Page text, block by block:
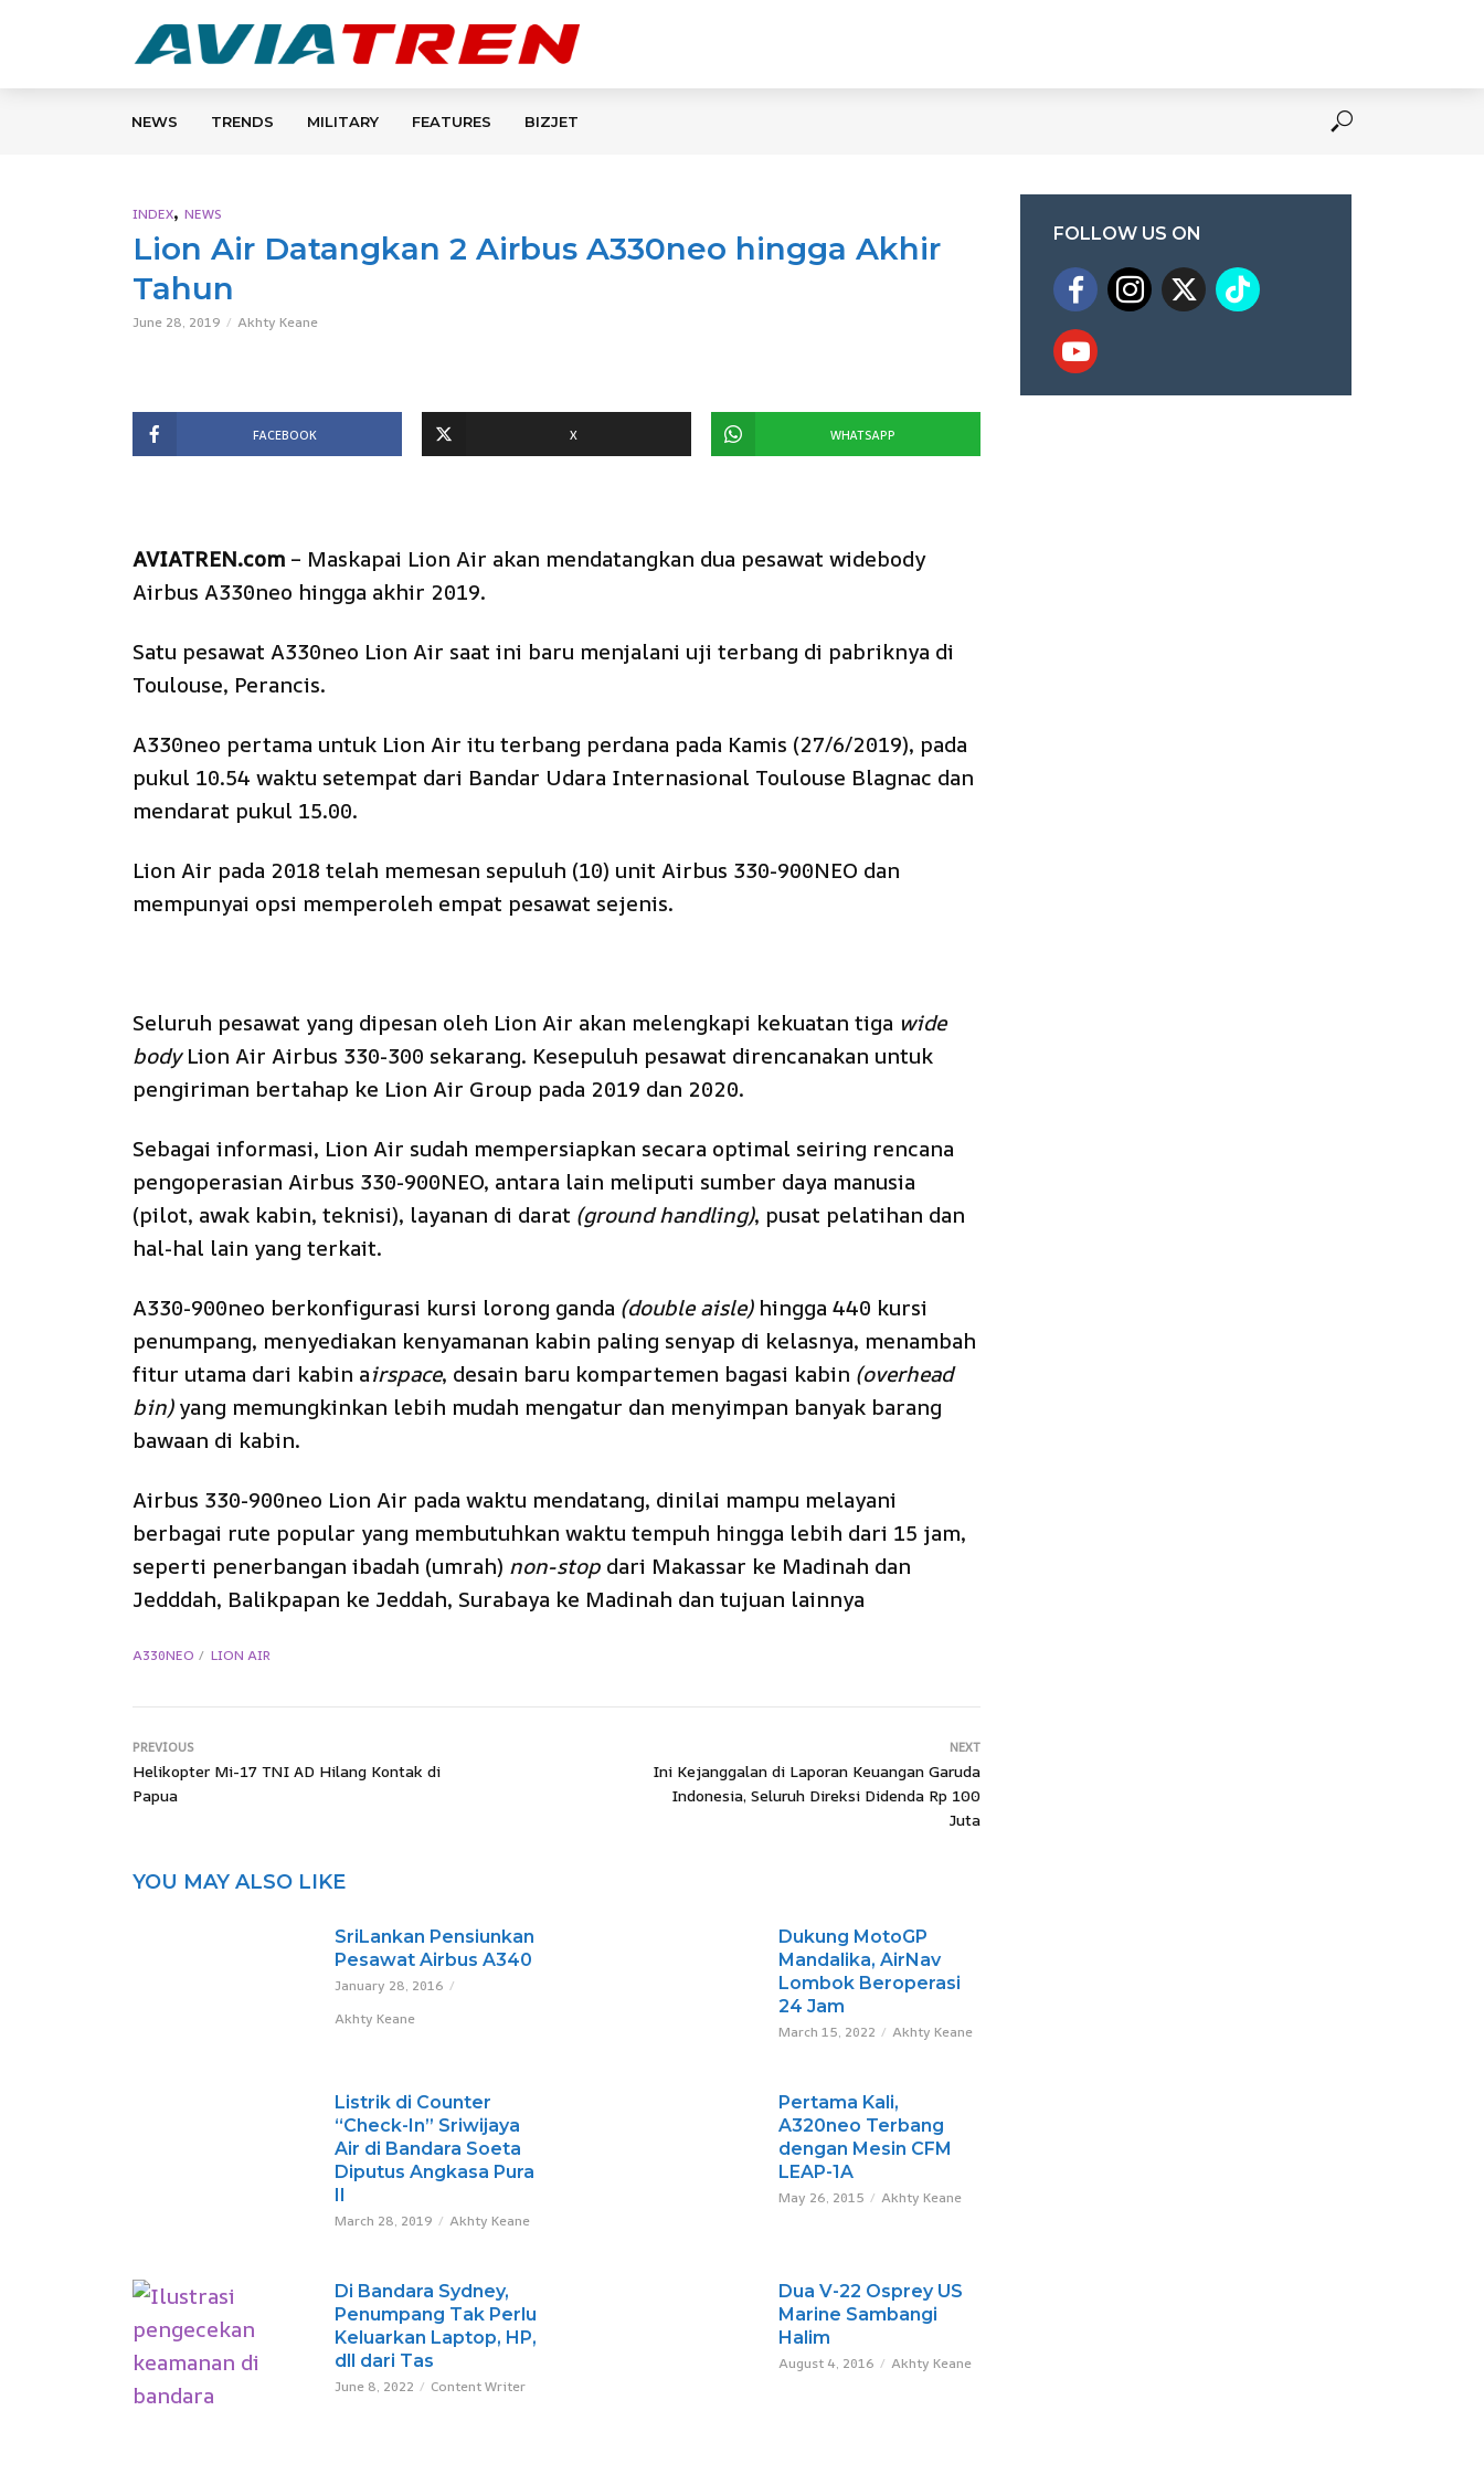
NEWS TRENDS MILITARY FEATURES BIZJET
INDEX, NEWS
Lion Air Datangkan 2 Airbus A330neo hingga Akhir
Tahun
June 28, 2019 Akhty Keane
FACEBOOK X WHATSAPP
AVIATREN.com – Maskapai Lion Air akan mendatangkan dua pesawat widebody
Airbus A330neo hingga akhir 2019.
Satu pesawat A330neo Lion Air saat ini baru menjalani uji terbang di pabriknya di
Toulouse, Perancis.
A330neo pertama untuk Lion Air itu terbang perdana pada Kamis (27/6/2019), pada
pukul 10.54 waktu setempat dari Bandar Udara Internasional Toulouse Blagnac dan
mendarat pukul 15.00.
Lion Air pada 2018 telah memesan sepuluh (10) unit Airbus 330-900NEO dan
mempunyai opsi memperoleh empat pesawat sejenis.
Seluruh pesawat yang dipesan oleh Lion Air akan melengkapi kekuatan tiga wide
bodyLion Air Airbus 330-300 sekarang. Kesepuluh pesawat direncanakan untuk
pengiriman bertahap ke Lion Air Group pada 2019 dan 2020.
Sebagai informasi, Lion Air sudah mempersiapkan secara optimal seiring rencana
pengoperasian Airbus 330-900NEO, antara lain meliputi sumber daya manusia
(pilot, awak kabin, teknisi), layanan di darat (ground handling), pusat pelatihan dan
hal-hal lain yang terkait.
A330-900neo berkonfigurasi kursi lorong ganda (double aisle)hingga 440 kursi
penumpang, menyediakan kenyamanan kabin paling senyap di kelasnya, menambah
fitur utama dari kabin airspace, desain baru kompartemen bagasi kabin (overhead
bin)yang memungkinkan lebih mudah mengatur dan menyimpan banyak barang
bawaan di kabin.
Airbus 330-900neo Lion Air pada waktu mendatang, dinilai mampu melayani
berbagai rute popular yang membutuhkan waktu tempuh hingga lebih dari 15 jam,
seperti penerbangan ibadah (umrah) non-stop dari Makassar ke Madinah dan
Jedddah, Balikpapan ke Jeddah, Surabaya ke Madinah dan tujuan lainnya
A330NEO LION AIR
PREVIOUS
Helikopter Mi-17 TNI AD Hilang Kontak di
Papua
NEXT
Ini Kejanggalan di Laporan Keuangan Garuda
Indonesia, Seluruh Direksi Didenda Rp 100
Juta
YOU MAY ALSO LIKE
SriLankan Pensiunkan
Pesawat Airbus A340
January 28, 2016
Akhty Keane
Dukung MotoGP
Mandalika, AirNav
Lombok Beroperasi
24 Jam
March 15, 2022 Akhty Keane
Listrik di Counter
“Check-In” Sriwijaya
Air di Bandara Soeta
Diputus Angkasa Pura
II
March 28, 2019 Akhty Keane
Pertama Kali,
A320neo Terbang
dengan Mesin CFM
LEAP-1A
May 26, 2015 Akhty Keane
Di Bandara Sydney,
Penumpang Tak Perlu
Keluarkan Laptop, HP,
dll dari Tas
June 8, 2022 Content Writer
Dua V-22 Osprey US
Marine Sambangi
Halim
August 4, 2016 Akhty Keane
FOLLOW US ON